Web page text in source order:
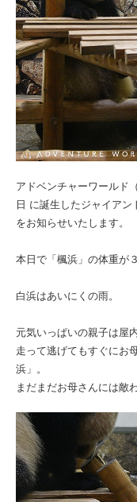
アドベンチャーワールド
日 に誕生したジャイア
をお知らせいたします。
本日で「楓浜」の体重が
白浜はあいにくの雨。
元気いっぱいの親子は屋
走って逃げてもすぐにお
浜」。
まだまだお母さんには敵